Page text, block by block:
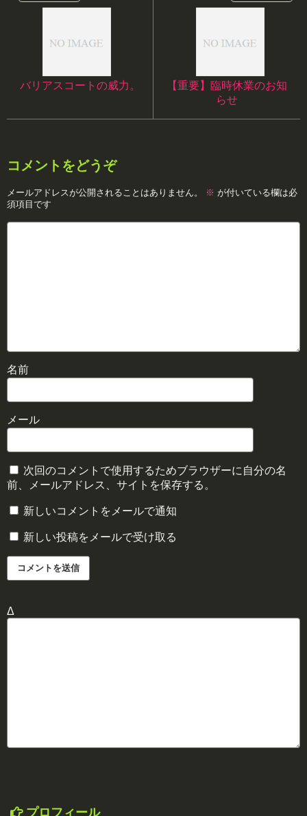
バリアスコートの威力。
【重要】臨時休業のお知
らせ
コメントをどうぞ
メールアドレスが公開されることはありません。 ※ が付いている欄は必
須項目です
名前
メール
次回のコメントで使用するためブラウザーに自分の名
前、メールアドレス、サイトを保存する。
新しいコメントをメールで通知
新しい投稿をメールで受け取る
Δ
プロフィール